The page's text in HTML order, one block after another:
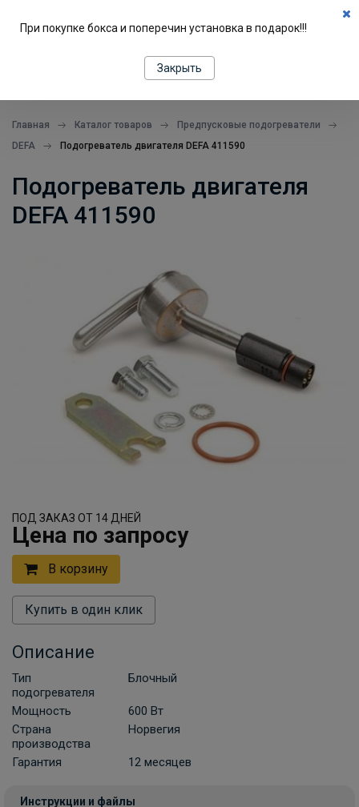
Главная Каталог товаров
Предпусковые подогреватели
DEFA
Подогреватель двигателя DEFA 411590
Подогреватель двигателя
DEFA 411590
ПОД ЗАКАЗ ОТ 14 ДНЕЙ
Цена по запросу
В корзину
Купить в один клик
Описание
Тип
подогревателя
Блочный
Мощность
600 Вт
Страна
производства
Норвегия
Гарантия 12 месяцев
Инструкции и файлы
При покупке бокса и поперечин установка в подарок!!!
Закрыть